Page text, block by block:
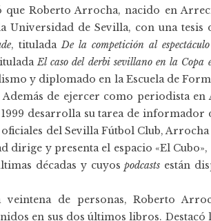
que Roberto Arrocha, nacido en
Universidad de Sevilla, con una tesis
, tituladaDe la competición al
El caso del derbi sevillano en la Copa
y diplomado en la Escuela de
de ejercer como periodista en
desarrolla su tarea de informador
del Sevilla Fútbol Club, Arrocha
dirige y presenta el espacio «El
décadas y cuyospodcasts están
de personas, Roberto
en sus dos últimos libros. Destacó